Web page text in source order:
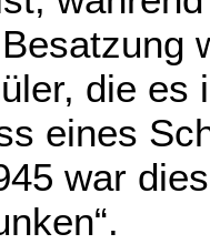
die es
eines
war